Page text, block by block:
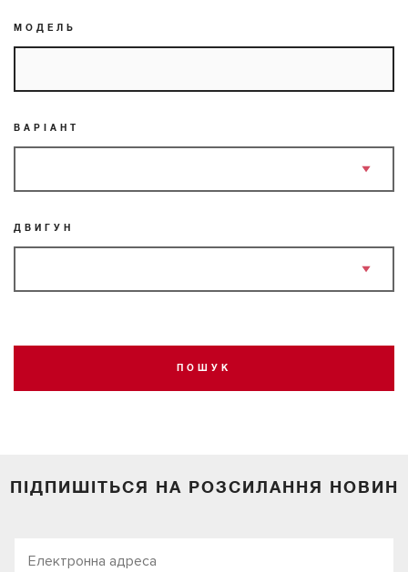
МОДЕЛЬ
ВАРІАНТ
ДВИГУН
ПОШУК
ПІДПИШІТЬСЯ НА РОЗСИЛАННЯ НОВИН